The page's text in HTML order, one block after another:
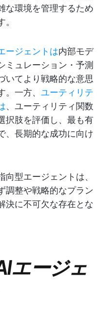
な環境を管理するため
ージェントは内部モデ
ミュレーション・予測
いてより戦略的な意思
一方、 ユーティリテ
、ユーティリティ関数
択肢を評価し、最も有
、長期的な成功に向け
型エージェントは、
調整や戦略的なプラン
決に不可欠な存在とな
エージェ